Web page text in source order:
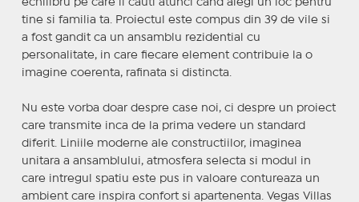
echilibru pe care il cauti atunci cand alegi un loc pentru
tine si familia ta. Proiectul este compus din 39 de vile si
a fost gandit ca un ansamblu rezidential cu
personalitate, in care fiecare element contribuie la o
imagine coerenta, rafinata si distincta.
Nu este vorba doar despre case noi, ci despre un proiect
care transmite inca de la prima vedere un standard
diferit. Liniile moderne ale constructiilor, imaginea
unitara a ansamblului, atmosfera selecta si modul in
care intregul spatiu este pus in valoare contureaza un
ambient care inspira confort si apartenenta. Vegas Villas